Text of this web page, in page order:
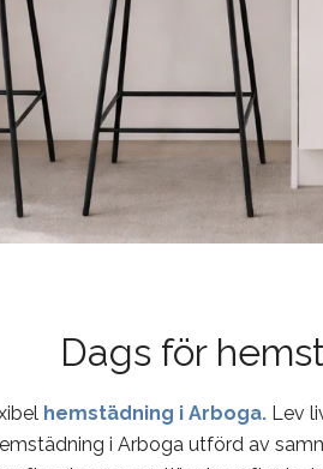
Dags för
hemstädning i Arboga. Lev
i Arboga utförd av